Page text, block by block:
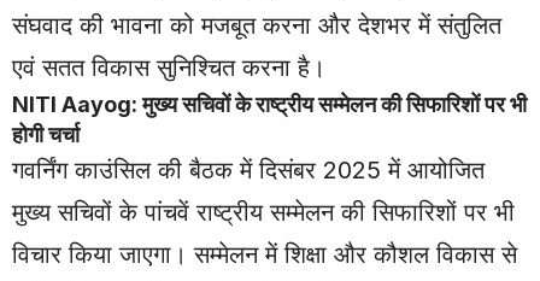
संघवाद की भावना को मजबूत करना और देशभर में संतुलित
एवं सतत विकास सुनिश्चित करना है।
NITI Aayog: मुख्य सचिवों के राष्ट्रीय सम्मेलन की सिफारिशों पर भी
होगी चर्चा
गवर्निंग काउंसिल की बैठक में दिसंबर 2025 में आयोजित
मुख्य सचिवों के पांचवें राष्ट्रीय सम्मेलन की सिफारिशों पर भी
विचार किया जाएगा। सम्मेलन में शिक्षा और कौशल विकास से